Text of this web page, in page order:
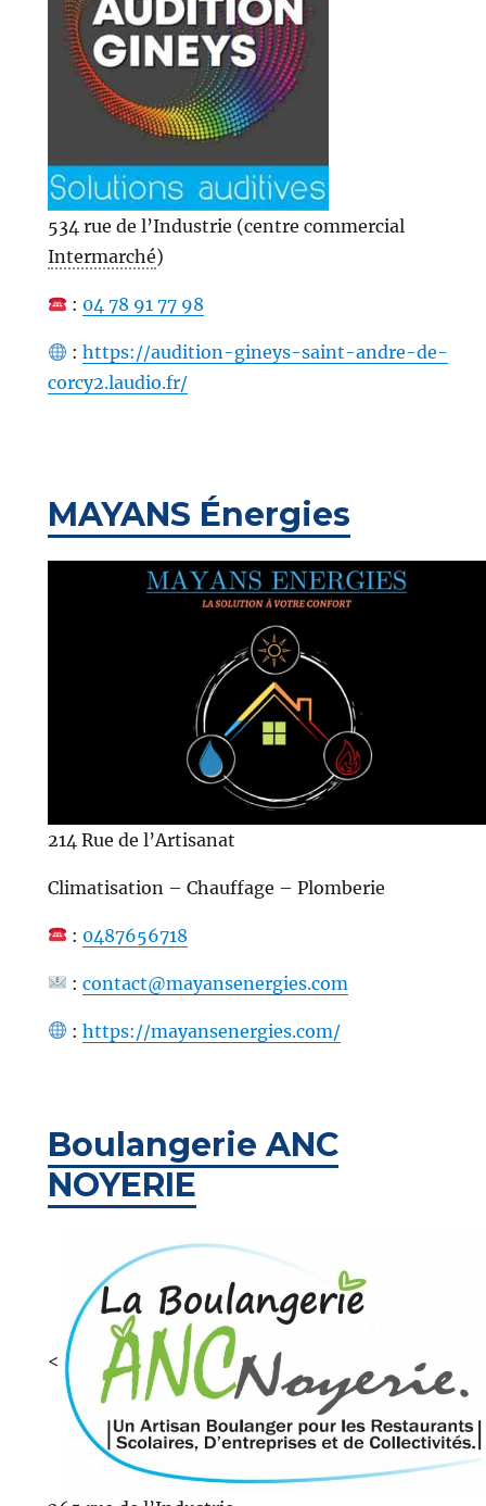
534 rue de l’Industrie (centre commercial
Intermarché)
: 04 78 91 77 98
:https://audition-gineys-saint-andre-de-
corcy2.laudio.fr/
MAYANS Énergies
214 Rue de l’Artisanat
Climatisation – Chauffage – Plomberie
: 0487656718
:contact@mayansenergies.com
:https://mayansenergies.com/
Boulangerie ANC
NOYERIE
<